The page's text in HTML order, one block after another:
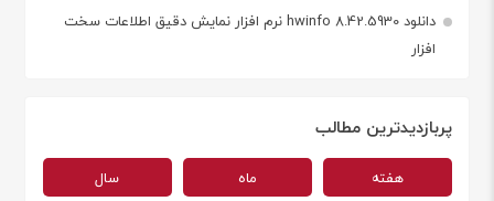
دانلود hwinfo 8.42.5930 نرم افزار نمایش دقیق اطلاعات سخت
افزار
پربازدیدترین مطالب
هفته ماه سال